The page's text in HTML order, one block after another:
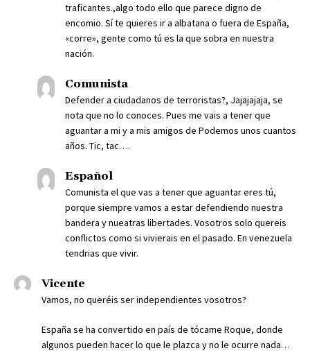
traficantes.,algo todo ello que parece digno de
encomio. Sí te quieres ir a albatana o fuera de España,
«corre», gente como tú es la que sobra en nuestra
nación.
Comunista
Defender a ciudadanos de terroristas?, Jajajajaja, se
nota que no lo conoces. Pues me vais a tener que
aguantar a mi y a mis amigos de Podemos unos cuantos
años. Tic, tac….
Español
Comunista el que vas a tener que aguantar eres tú,
porque siempre vamos a estar defendiendo nuestra
bandera y nueatras libertades. Vosotros solo quereis
conflictos como si vivierais en el pasado. En venezuela
tendrias que vivir.
Vicente
Vamos, no queréis ser independientes vosotros?
España se ha convertido en país de tócame Roque, donde
algunos pueden hacer lo que le plazca y no le ocurre nada…